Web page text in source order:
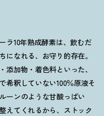
ラ10年熟成酵素は、飲むだ
になれる、お守り的存在。
添加物・着色料といった、
希釈していない100％原液そ
ーンのような甘酸っぱい
えてくれるから、ストック